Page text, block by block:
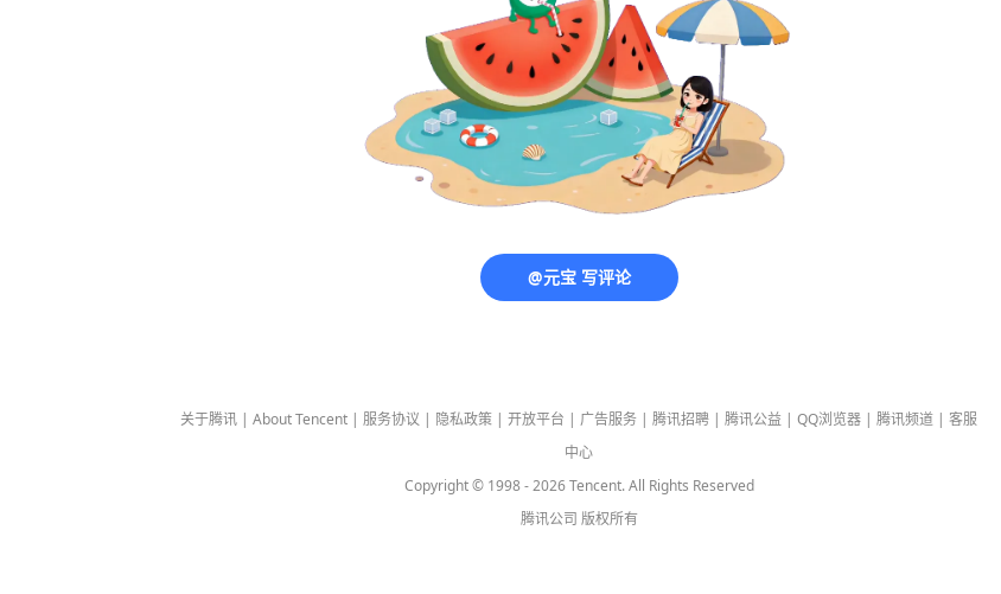
@元宝 写评论
关于腾讯 | About Tencent | 服务协议 | 隐私政策 | 开放平台 | 广告服务 | 腾讯招聘 | 腾讯公益 | QQ浏览器 | 腾讯频道 | 客服
中心
Copyright © 1998 -2026Tencent. All Rights Reserved
腾讯公司 版权所有